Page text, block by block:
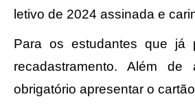
letivo de 2024 assinada e
Para os estudantes que já
recadastramento. Além
obrigatório apresentar o